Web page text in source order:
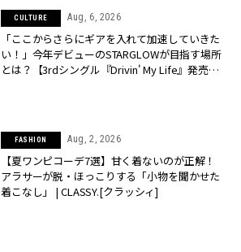
CULTURE Aug, 6, 2026
「ここからさらにギアを入れて加速していきた
い！」今年デビューのSTARGLOWが目指す場所
とは？【3rdシングル『Drivin' My Life』発売】 |
FASHION Aug, 2, 2026
【夏ワンピコーデ7選】甘く着ないのが正解！
アラサーが脱・ほっこりする「小物を聞かせた
着こなし」 | CLASSY.[クラッシィ]